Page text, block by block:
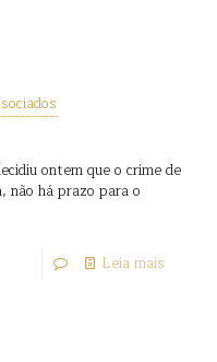
ontem que o crime de
não há prazo para o
Leia mais